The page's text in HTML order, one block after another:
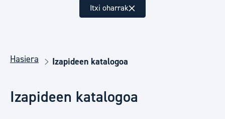
Itxi oharrak
Hasiera Izapideen katalogoa
Izapideen katalogoa